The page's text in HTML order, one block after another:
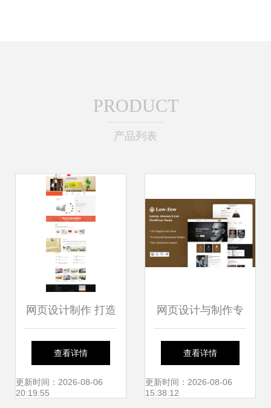
PRODUCT
产品列表
网页设计制作 打造
高效网站模板的核
心策略
查看详情
更新时间：2026-08-06
20:19:55
网页设计与制作专
业课程 搭建数字世
界的钥匙
查看详情
更新时间：2026-08-06
15:38:12